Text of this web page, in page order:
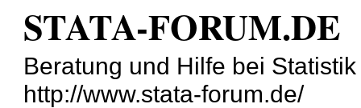
STATA-FORUM.DE
Beratung und Hilfe bei
http://www.stata-forum.de/